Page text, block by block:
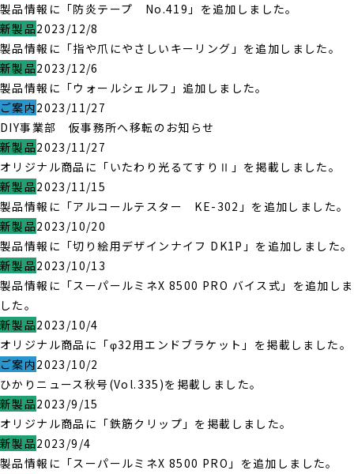
製品情報に「防炎テープ No.419」を追加しました。
新製品2023/12/8
製品情報に「指や爪にやさしいキーリング」を追加しました。
新製品2023/12/6
製品情報に「ウォールシェルフ」追加しました。
ご案内2023/11/27
DIY事業部 仮事務所へ移転のお知らせ
新製品2023/11/27
オリジナル商品に「いたわり光るてすりⅡ」を掲載しました。
新製品2023/11/15
製品情報に「アルコールテスター KE-302」を追加しました。
新製品2023/10/20
製品情報に「切り絵用デザインナイフ DK1P」を追加しました。
新製品2023/10/13
製品情報に「スーパールミネX 8500 PRO バイス式」を追加しま
した。
新製品2023/10/4
オリジナル商品に「φ32用エンドブラケット」を掲載しました。
ご案内2023/10/2
ひかりニュース秋号(Vol.335)を掲載しました。
新製品2023/9/15
オリジナル商品に「鉄筋クリップ」を掲載しました。
新製品2023/9/4
製品情報に「スーパールミネX 8500 PRO」を追加しました。